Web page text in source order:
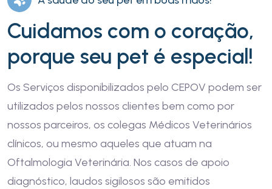
Cuidamos com o coração,
porque seu pet é especial!
Os Serviços disponibilizados pelo CEPOV podem ser
utilizados pelos nossos clientes bem como por
nossos parceiros, os colegas Médicos Veterinários
clínicos, ou mesmo aqueles que atuam na
Oftalmologia Veterinária. Nos casos de apoio
diagnóstico, laudos sigilosos são emitidos